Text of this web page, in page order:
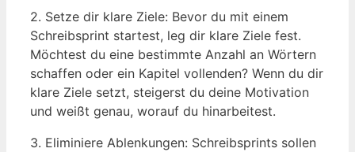
2. Setze dir klare Ziele: Bevor du mit einem ​
Schreibsprint startest, leg dir klare Ziele ⁤fest.
Möchtest du eine bestimmte Anzahl an Wörtern
schaffen oder ein Kapitel vollenden? Wenn du dir
klare Ziele setzt, steigerst du deine Motivation
und weißt ‌genau, worauf du hinarbeitest.
3. Eliminiere Ablenkungen: Schreibsprints sollen